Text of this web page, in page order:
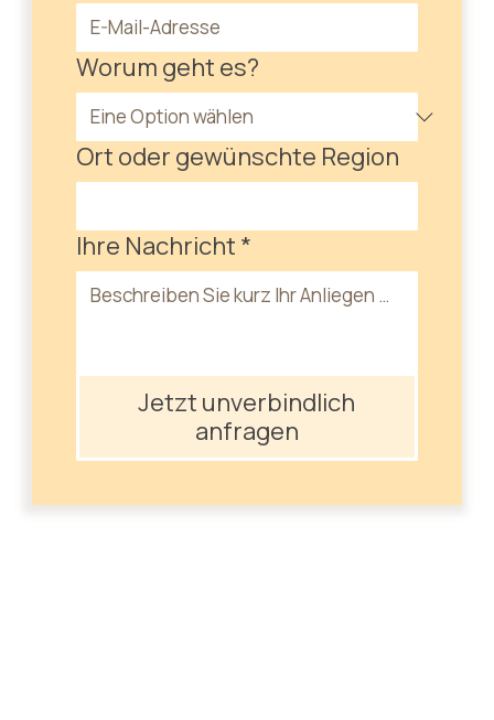
Worum geht es?
Ort oder gewünschte Region
Ihre Nachricht *
Jetzt unverbindlich
anfragen